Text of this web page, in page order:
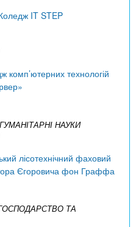
IT STEP
комп’ютерних технологій
НАУКИ
лісотехнічний фаховий
Єгоровича фон Граффа
ТА